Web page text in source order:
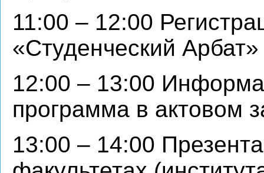
11:00 – 12:00
«Студенческий Арбат»
12:00 – 13:00
программа в актовом
13:00 – 14:00